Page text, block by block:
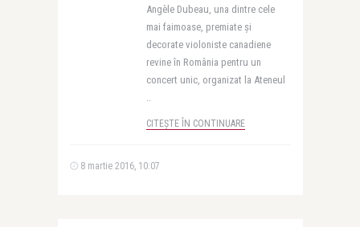
Angèle Dubeau, una dintre cele
mai faimoase, premiate şi
decorate violoniste canadiene
revine în România pentru un
concert unic, organizat la Ateneul
..
CITEȘTE ÎN CONTINUARE
8 martie 2016, 10:07